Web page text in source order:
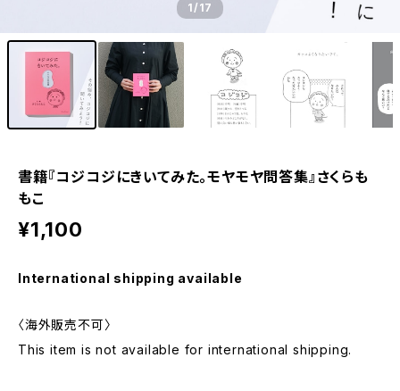
1/17
書籍『コジコジにきいてみた。モヤモヤ問答集』さくらも
もこ
¥1,100
International shipping available
〈海外販売不可〉
This item is not available for international shipping.